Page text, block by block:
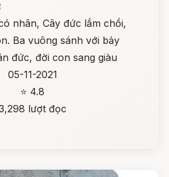
nhân, Cây đức lắm chồi,
Ba vuông sánh với bảy
đức, đời con sang giàu
05-11-2021
⭐ 4.8
lượt đọc